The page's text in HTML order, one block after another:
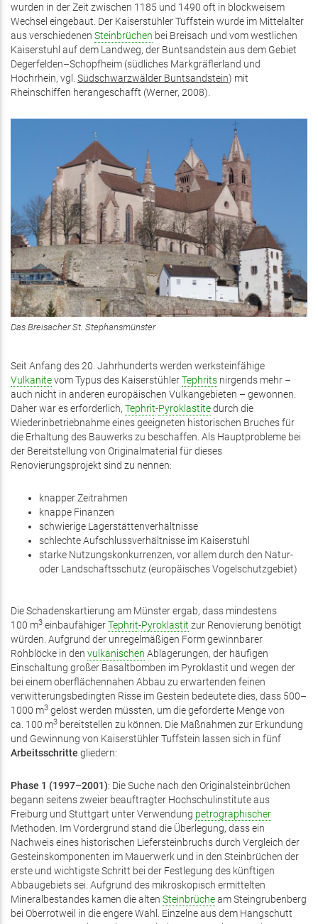
wurden in der Zeit zwischen 1185 und 1490 oft in blockweisem
Wechsel eingebaut. Der Kaiserstühler Tuffstein wurde im Mittelalter
aus verschiedenen Steinbrüchen bei Breisach und vom westlichen
Kaiserstuhl auf dem Landweg, der Buntsandstein aus dem Gebiet
Degerfelden–Schopfheim (südliches Markgräflerland und
Hochrhein, vgl. Südschwarzwälder Buntsandstein) mit
Rheinschiffen herangeschafft (Werner, 2008).
Das Breisacher St. Stephansmünster
Seit Anfang des 20. Jahrhunderts werden werksteinfähige
Vulkanitevom Typus des KaiserstühlerTephrits nirgends mehr –
auch nicht in anderen europäischen Vulkangebieten – gewonnen.
Daher war es erforderlich, Tephrit-Pyroklastitedurch die
Wiederinbetriebnahme eines geeigneten historischen Bruches für
die Erhaltung des Bauwerks zu beschaffen. Als Hauptprobleme bei
der Bereitstellung von Originalmaterial für dieses
Renovierungsprojekt sind zu nennen:
knapper Zeitrahmen
knappe Finanzen
schwierige Lagerstättenverhältnisse
schlechte Aufschlussverhältnisse im Kaiserstuhl
starke Nutzungskonkurrenzen, vor allem durch den Natur-
oder Landschaftsschutz (europäisches Vogelschutzgebiet)
Die Schadenskartierung am Münster ergab, dass mindestens
100 m3 einbaufähigerTephrit-Pyroklastit zur Renovierung benötigt
würden. Aufgrund der unregelmäßigen Form gewinnbarer
Rohblöcke in den vulkanischen Ablagerungen, der häufigen
Einschaltung großer Basaltbomben im Pyroklastit und wegen der
bei einem oberflächennahen Abbau zu erwartenden feinen
verwitterungsbedingten Risse im Gestein bedeutete dies, dass 500–
1000 m3 gelöst werden müssten, um die geforderte Menge von
ca. 100 m3 bereitstellen zu können. Die Maßnahmen zur Erkundung
und Gewinnung von Kaiserstühler Tuffstein lassen sich in fünf
Arbeitsschritte gliedern:
Phase 1 (1997–2001): Die Suche nach den Originalsteinbrüchen
begann seitens zweier beauftragter Hochschulinstitute aus
Freiburg und Stuttgart unter Verwendung petrographischer
Methoden. Im Vordergrund stand die Überlegung, dass ein
Nachweis eines historischen Liefersteinbruchs durch Vergleich der
Gesteinskomponenten im Mauerwerk und in den Steinbrüchen der
erste und wichtigste Schritt bei der Festlegung des künftigen
Abbaugebiets sei. Aufgrund des mikroskopisch ermittelten
Mineralbestandes kamen die alten Steinbrücheam Steingrubenberg
bei Oberrotweil in die engere Wahl. Einzelne aus dem Hangschutt